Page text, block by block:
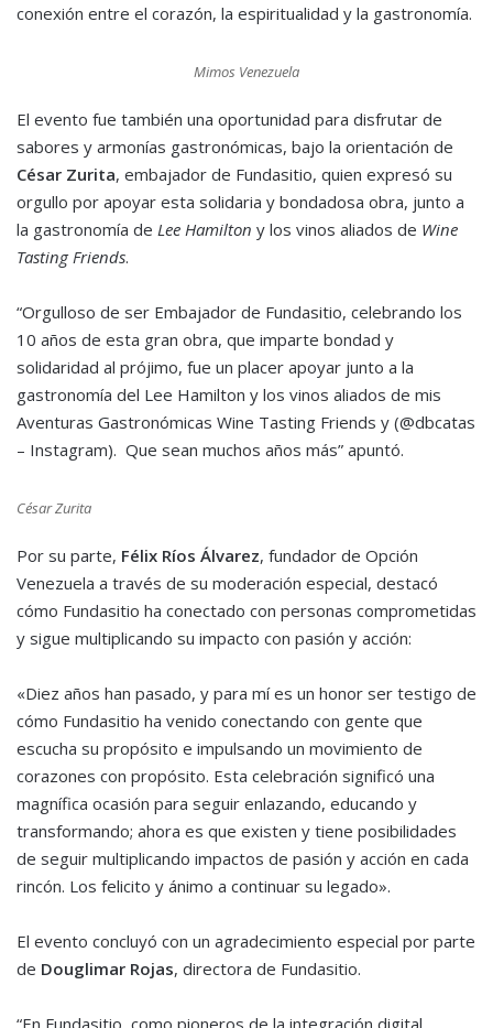
conexión entre el corazón, la espiritualidad y la gastronomía.
Mimos Venezuela
El evento fue también una oportunidad para disfrutar de
sabores y armonías gastronómicas, bajo la orientación de
César Zurita, embajador de Fundasitio, quien expresó su
orgullo por apoyar esta solidaria y bondadosa obra, junto a
la gastronomía de Lee Hamilton y los vinos aliados de Wine
Tasting Friends.
“Orgulloso de ser Embajador de Fundasitio, celebrando los
10 años de esta gran obra, que imparte bondad y
solidaridad al prójimo, fue un placer apoyar junto a la
gastronomía del Lee Hamilton y los vinos aliados de mis
Aventuras Gastronómicas Wine Tasting Friends y (@dbcatas
– Instagram). Que sean muchos años más” apuntó.
César Zurita
Por su parte, Félix Ríos Álvarez, fundador de Opción
Venezuela a través de su moderación especial, destacó
cómo Fundasitio ha conectado con personas comprometidas
y sigue multiplicando su impacto con pasión y acción:
«Diez años han pasado, y para mí es un honor ser testigo de
cómo Fundasitio ha venido conectando con gente que
escucha su propósito e impulsando un movimiento de
corazones con propósito. Esta celebración significó una
magnífica ocasión para seguir enlazando, educando y
transformando; ahora es que existen y tiene posibilidades
de seguir multiplicando impactos de pasión y acción en cada
rincón. Los felicito y ánimo a continuar su legado».
El evento concluyó con un agradecimiento especial por parte
de Douglimar Rojas, directora de Fundasitio.
“En Fundasitio, como pioneros de la integración digital,